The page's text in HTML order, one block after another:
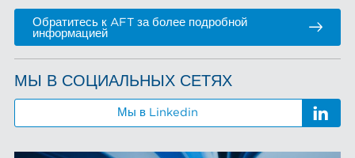
Обратитесь к AFT за более подробной
информацией
МЫ В СОЦИАЛЬНЫХ СЕТЯХ
Мы в Linkedin